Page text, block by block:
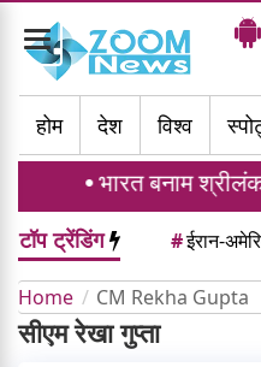
Toggle
navigation
होम
देश विश्व
भारत बनाम
टॉप ट्रेंडिंग #ईरान-
Home CM Rekha Gupta
सीएम रेखा गुप्ता